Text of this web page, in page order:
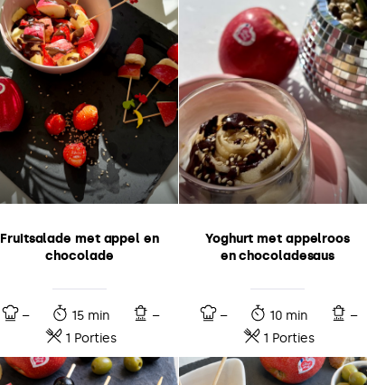
Fruitsalade met appel en
chocolade
– 15 min
–
1 Porties
Yoghurt met appelroos
en chocoladesaus
– 10 min
–
1 Porties